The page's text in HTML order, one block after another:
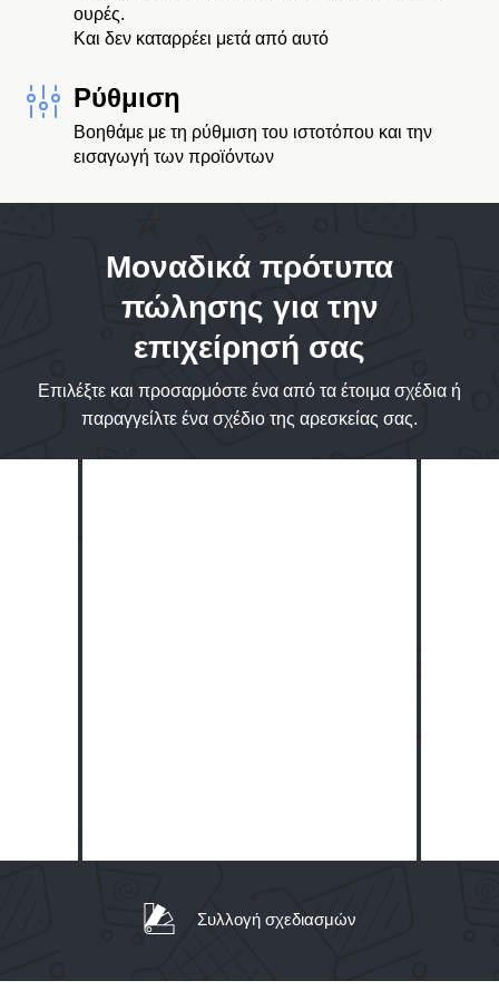
ουρές.
Και δεν καταρρέει μετά από αυτό
Ρύθμιση
Βοηθάμε με τη ρύθμιση του ιστοτόπου και την
εισαγωγή των προϊόντων
Μοναδικά πρότυπα
πώλησης για την
επιχείρησή σας
Επιλέξτε και προσαρμόστε ένα από τα έτοιμα σχέδια ή
παραγγείλτε ένα σχέδιο της αρεσκείας σας.
Συλλογή σχεδιασμών